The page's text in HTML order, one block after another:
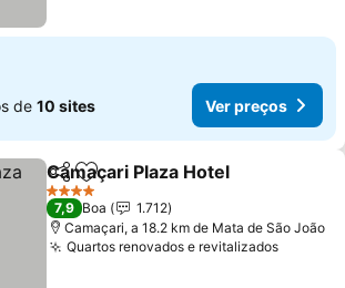
de 10 sites Ver preços
PartilharAdicionar aos favoritos
Camaçari Plaza Hotel
4 Estrelas
7,9 Boa
1.712
Camaçari, a 18.2 km de Mata de São João
Quartos renovados e revitalizados